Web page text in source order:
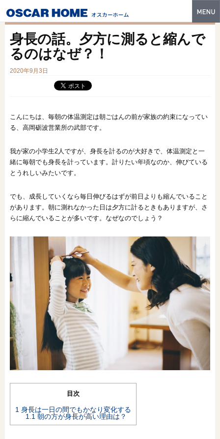
特長
イベント・モデルハウス
建築実例
フォトギャラリー
スマートセレクト
土地情報
身長の話。夕方に測ると縮んで
るのはなぜ？！
2020年9月3日
こんにちは、毎朝の体温測定は朝ごはんの前が家族の約束になってい
る、高岡砺波営業所の武部です。
我が家の小学生2人ですが、身長を計るのが大好きで、体温測定と一
緒に毎朝でも身長を計っています。計りたい年頃なのか、伸びている
とうれしいみたいです。
でも、成長していくなら毎日伸びるはずが前日よりも縮んでいること
があります。朝に測れなかった日は夕方に計るときもありますが、さ
らに縮んでいることが多いです。なぜなのでしょう？
目次
1 身長は一日の間でもかなり変化する
1.1 朝の方が身長が高い理由は？